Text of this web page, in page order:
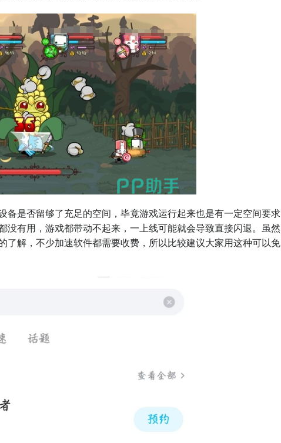
备是否留够了充足的空间，毕竟游戏运行起来也是有一定空间要求
没有用，游戏都带动不起来，一上线可能就会导致直接闪退。虽然
了解，不少加速软件都需要收费，所以比较建议大家用这种可以免